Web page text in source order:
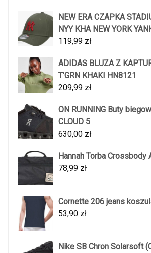
NEW ERA CZAPKA
NYY KHA NEW YORK
119,99 zł
ADIDAS BLUZA Z
T'GRN KHAKI HN8121
209,99 zł
ON RUNNING Buty
CLOUD 5
630,00 zł
Hannah Torba Crossbody
78,99 zł
Cornette 206 jeans
53,90 zł
Nike SB Chron Solarsoft